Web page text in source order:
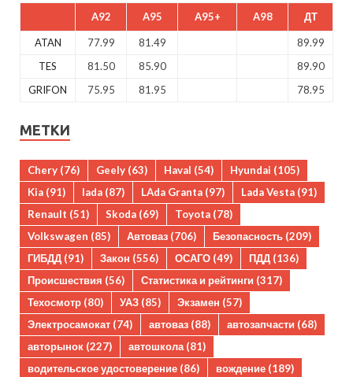
A92 A95 A95+ A98 ДТ
ATAN 77.99 81.49
89.99
TES
81.50 85.90
89.90
GRIFON
75.95 81.95 78.95
МЕТКИ
Chery (76) Geely (63) Haval (54) Hyundai (105)
Kia (91) lada (87) LAda Granta (97) Lada Vesta (91)
Renault (51) Skoda (69) Toyota (78)
Volkswagen (85) Автоваз (706) Безопасность (209)
ГИБДД (91) Закон (556) ОСАГО (49) ПДД (136)
Происшествия (56) Статистика и рейтинги (317)
Техосмотр (80) УАЗ (85) Экзамен (57)
Электросамокат (74) автоваз (88) автозапчасти (68)
авторынок (227) автошкола (81)
водительское удостоверение (86) вождение (189)